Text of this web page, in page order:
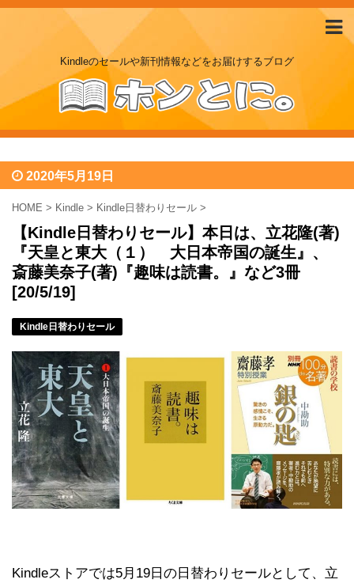
Kindleのセールや新刊情報などをお届けするブログ
2020年5月19日
HOME > Kindle > Kindle日替わりセール >
【Kindle日替わりセール】本日は、立花隆(著)
『天皇と東大（１） 大日本帝国の誕生』、
斎藤美奈子(著)『趣味は読書。』など3冊
[20/5/19]
Kindle日替わりセール
Kindleストアでは5月19日の日替わりセールとして、立